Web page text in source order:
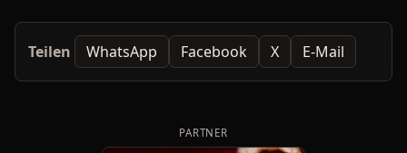
Teilen WhatsApp Facebook X E-Mail
PARTNER